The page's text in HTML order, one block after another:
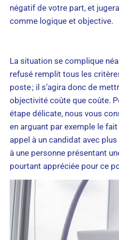
négatif de votre part, et
comme logique et objective.
La situation se complique
refusé remplit tous les
poste ; il s’agira donc de
objectivité coûte que coûte.
étape délicate, nous vous
en arguant par exemple le
appel à un candidat avec plus
à une personne présentant
pourtant appréciée pour ce